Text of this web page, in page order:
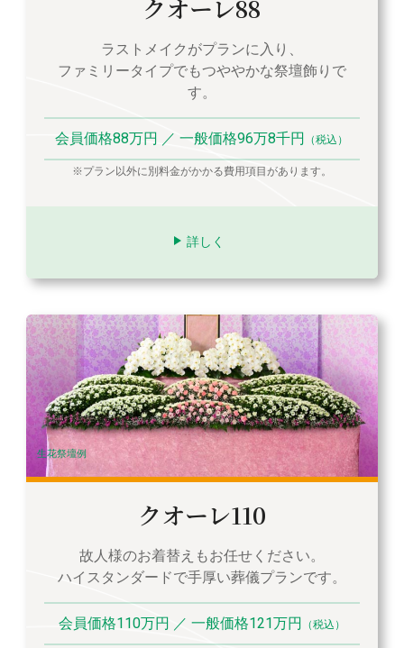
クオーレ88
ラストメイクがプランに入り、
ファミリータイプでもつややかな祭壇飾りで
す。
会員価格88万円 ／ 一般価格96万8千円 （税込）
※プラン以外に別料金がかかる費用項目があります。
詳しく
生花祭壇例
クオーレ110
故人様のお着替えもお任せください。
ハイスタンダードで手厚い葬儀プランです。
会員価格110万円 ／ 一般価格121万円 （税込）